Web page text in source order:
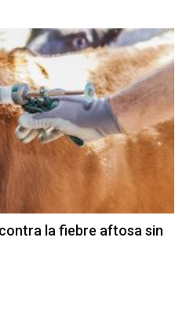
la fiebre aftosa sin